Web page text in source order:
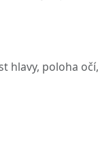
hlavy, poloha